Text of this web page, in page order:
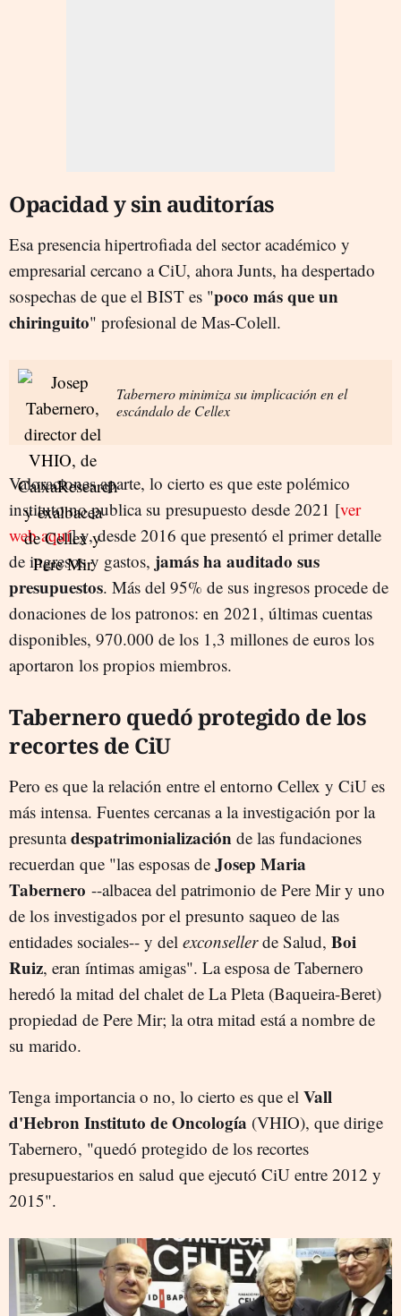
Opacidad y sin auditorías
Esa presencia hipertrofiada del sector académico y
empresarial cercano a CiU, ahora Junts, ha despertado
sospechas de que el BIST es "poco más que un
chiringuito" profesional de Mas-Colell.
Tabernero minimiza su implicación en el
escándalo de Cellex
Valoraciones aparte, lo cierto es que este polémico
instituto no publica su presupuesto desde 2021 [ver
web aquí] y, desde 2016 que presentó el primer detalle
de ingresos y gastos, jamás ha auditado sus
presupuestos. Más del 95% de sus ingresos procede de
donaciones de los patronos: en 2021, últimas cuentas
disponibles, 970.000 de los 1,3 millones de euros los
aportaron los propios miembros.
Tabernero quedó protegido de los
recortes de CiU
Pero es que la relación entre el entorno Cellex y CiU es
más intensa. Fuentes cercanas a la investigación por la
presuntadespatrimonialización de las fundaciones
recuerdan que "las esposas de Josep Maria
Tabernero --albacea del patrimonio de Pere Mir y uno
de los investigados por el presunto saqueo de las
entidades sociales-- y del exconsellerde Salud, Boi
Ruiz, eran íntimas amigas". La esposa de Tabernero
heredó la mitad del chalet de La Pleta (Baqueira-Beret)
propiedad de Pere Mir; la otra mitad está a nombre de
su marido.
Tenga importancia o no, lo cierto es que el Vall
d'Hebron Instituto de Oncología (VHIO), que dirige
Tabernero, "quedó protegido de los recortes
presupuestarios en salud que ejecutó CiU entre 2012 y
2015".